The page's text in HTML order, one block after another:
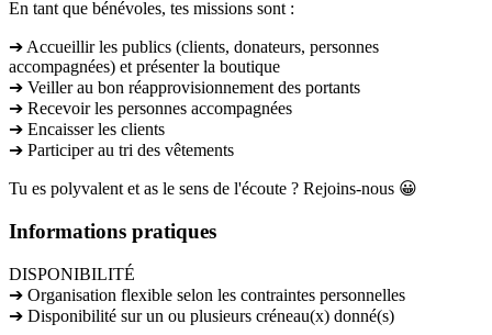
En tant que bénévoles, tes missions sont :
➔ Accueillir les publics (clients, donateurs, personnes
accompagnées) et présenter la boutique
➔ Veiller au bon réapprovisionnement des portants
➔ Recevoir les personnes accompagnées
➔ Encaisser les clients
➔ Participer au tri des vêtements
Tu es polyvalent et as le sens de l'écoute ? Rejoins-nous 😀
Informations pratiques
DISPONIBILITÉ
➔ Organisation flexible selon les contraintes personnelles
➔ Disponibilité sur un ou plusieurs créneau(x) donné(s)